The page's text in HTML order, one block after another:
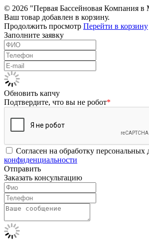
© 2026 "Первая Бассейновая Компания в
Ваш товар добавлен в корзину.
Продолжить просмотр Перейти в корзину
Заполните заявку
Обновить капчу
Подтвердите, что вы не робот*
Согласен на обработку персональных
конфиденциальности
Отправить
Заказать консультацию